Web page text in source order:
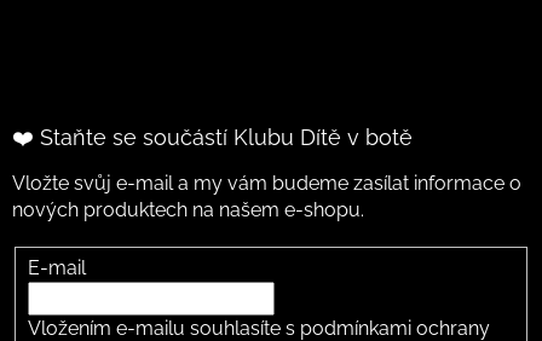
❤️ Staňte se součástí Klubu Dítě v botě
Vložte svůj e-mail a my vám budeme zasílat informace o
nových produktech na našem e-shopu.
E-mail
Vložením e-mailu souhlasíte s podmínkami ochrany